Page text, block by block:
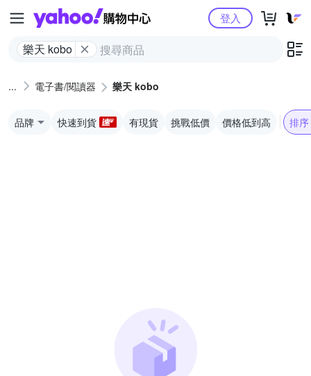
Yahoo購物中心
樂天 kobo
登入
電子書/閱讀器 樂天 kobo
品牌 快速到貨 有現貨 挑戰低價 價格低到高 排序